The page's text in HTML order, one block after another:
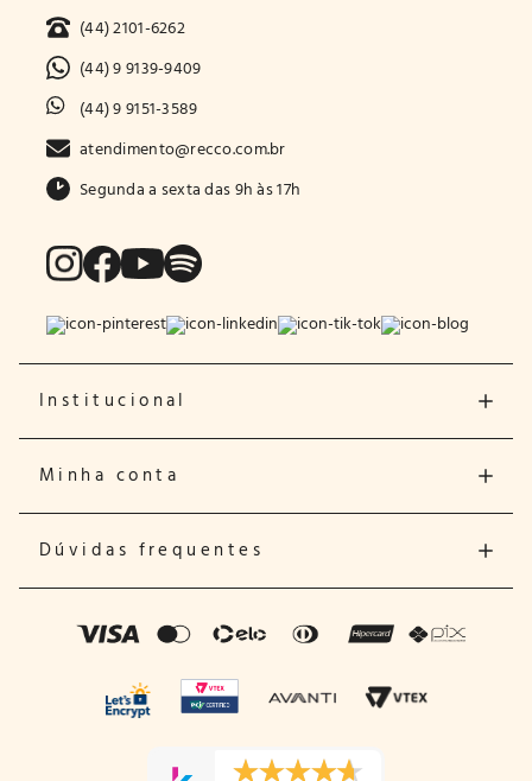
(44) 2101-6262
(44) 9 9139-9409
(44) 9 9151-3589
atendimento@recco.com.br
Segunda a sexta das 9h às 17h
Institucional
Minha conta
Dúvidas frequentes